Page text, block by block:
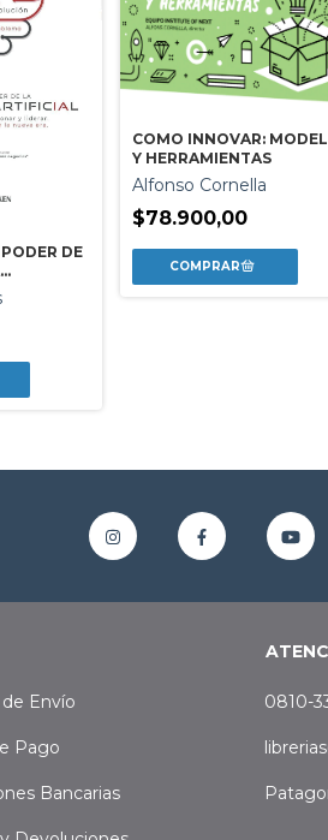
DE
COMO INNOVAR:
Y HERRAMIENTAS
Alfonso Cornella
$78.900,00
Envío
Pago
Bancarias
0810-